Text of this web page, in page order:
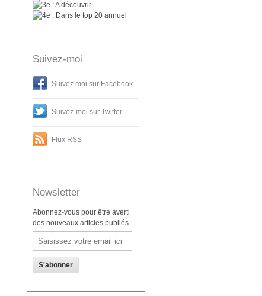
: A découvrir
: Dans le top 20 annuel
Suivez-moi
Suivez moi sur Facebook
Suivez-moi sur Twitter
Flux RSS
Newsletter
Abonnez-vous pour être averti
des nouveaux articles publiés.
Email